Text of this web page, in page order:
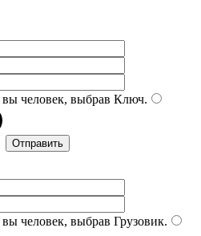
человек, выбрав Ключ.
человек, выбрав Грузовик.